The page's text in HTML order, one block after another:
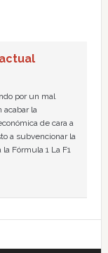
por un mal
acabar la
de cara a
a subvencionar la
Fórmula 1 La F1